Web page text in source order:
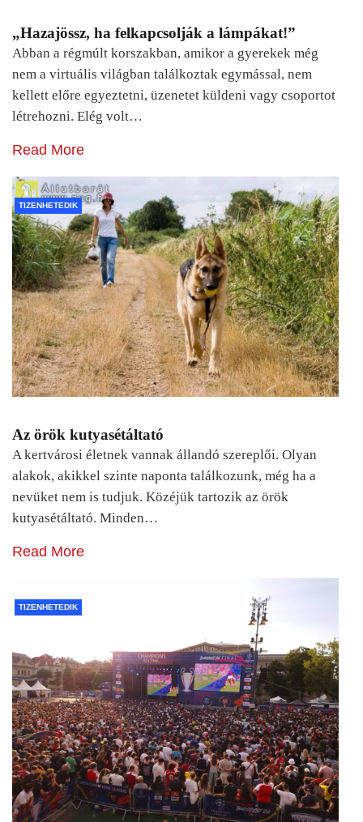
„Hazajössz, ha felkapcsolják a lámpákat!”
Abban a régmúlt korszakban, amikor a gyerekek még
nem a virtuális világban találkoztak egymással, nem
kellett előre egyeztetni, üzenetet küldeni vagy csoportot
létrehozni. Elég volt…
Read More
TIZENHETEDIK
Az örök kutyasétáltató
A kertvárosi életnek vannak állandó szereplői. Olyan
alakok, akikkel szinte naponta találkozunk, még ha a
nevüket nem is tudjuk. Közéjük tartozik az örök
kutyasétáltató. Minden…
Read More
TIZENHETEDIK